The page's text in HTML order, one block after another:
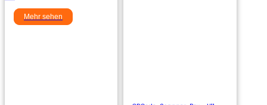
Mehr sehen